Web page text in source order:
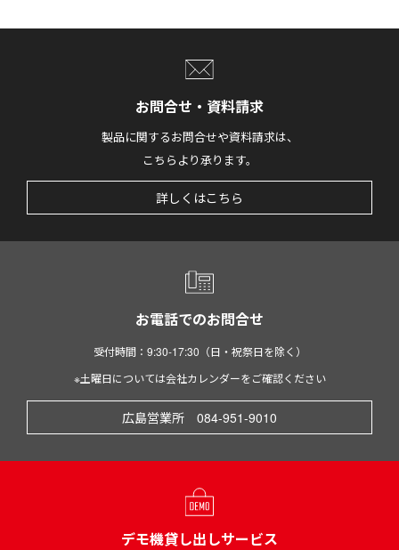
お問合せ・資料請求
製品に関するお問合せや資料請求は、
こちらより承ります。
詳しくはこちら
お電話でのお問合せ
受付時間：9:30-17:30（日・祝祭日を除く）
※土曜日については会社カレンダーをご確認ください
広島営業所 084-951-9010
デモ機貸し出しサービス